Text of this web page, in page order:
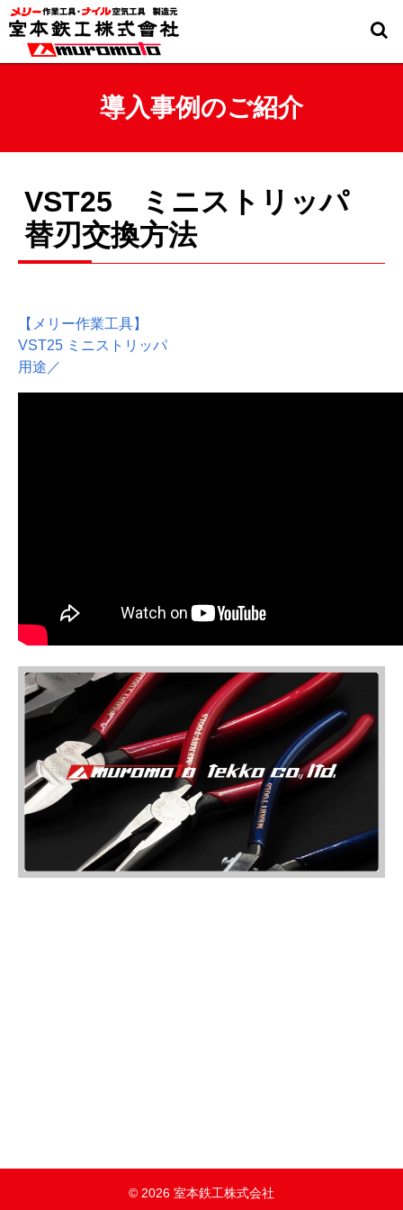
導入事例のご紹介
VST25 ミニストリッパ
替刃交換方法
【メリー作業工具】
VST25 ミニストリッパ
用途／
© 2026 室本鉄工株式会社